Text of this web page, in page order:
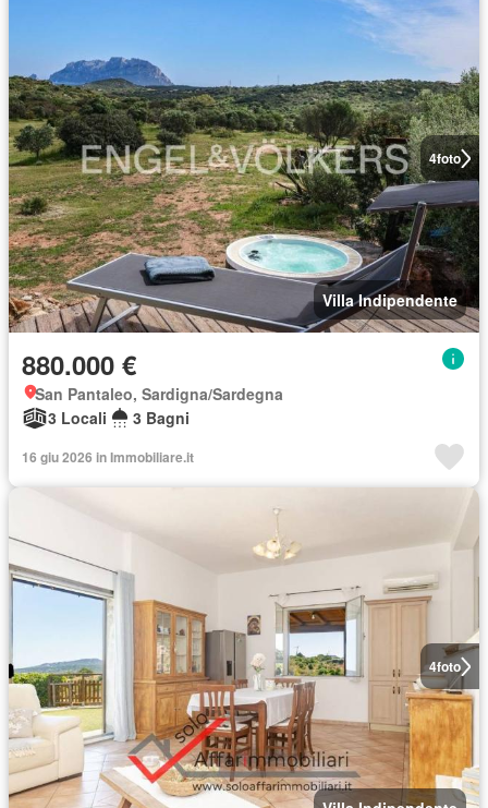
4foto
Villa Indipendente
880.000 €
San Pantaleo, Sardigna/Sardegna
3 Locali
3 Bagni
16 giu 2026 in Immobiliare.it
4foto